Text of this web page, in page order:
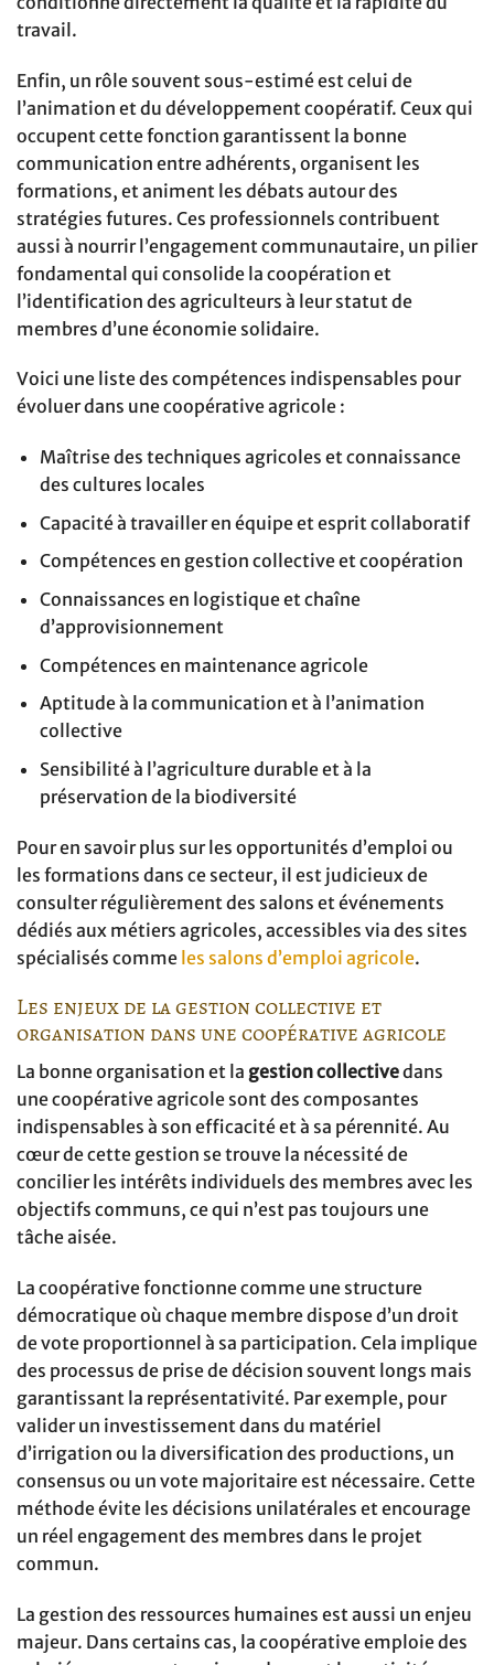
travail.
Enfin, un rôle souvent sous-estimé est celui de
l’animation et du développement coopératif. Ceux qui
occupent cette fonction garantissent la bonne
communication entre adhérents, organisent les
formations, et animent les débats autour des
stratégies futures. Ces professionnels contribuent
aussi à nourrir l’engagement communautaire, un pilier
fondamental qui consolide la coopération et
l’identification des agriculteurs à leur statut de
membres d’une économie solidaire.
Voici une liste des compétences indispensables pour
évoluer dans une coopérative agricole :
Maîtrise des techniques agricoles et connaissance
des cultures locales
Capacité à travailler en équipe et esprit collaboratif
Compétences en gestion collective et coopération
Connaissances en logistique et chaîne
d’approvisionnement
Compétences en maintenance agricole
Aptitude à la communication et à l’animation
collective
Sensibilité à l’agriculture durable et à la
préservation de la biodiversité
Pour en savoir plus sur les opportunités d’emploi ou
les formations dans ce secteur, il est judicieux de
consulter régulièrement des salons et événements
dédiés aux métiers agricoles, accessibles via des sites
spécialisés comme les salons d’emploi agricole.
Les enjeux de la gestion collective et
organisation dans une coopérative agricole
La bonne organisation et la gestion collectivedans
une coopérative agricole sont des composantes
indispensables à son efficacité et à sa pérennité. Au
cœur de cette gestion se trouve la nécessité de
concilier les intérêts individuels des membres avec les
objectifs communs, ce qui n’est pas toujours une
tâche aisée.
La coopérative fonctionne comme une structure
démocratique où chaque membre dispose d’un droit
de vote proportionnel à sa participation. Cela implique
des processus de prise de décision souvent longs mais
garantissant la représentativité. Par exemple, pour
valider un investissement dans du matériel
d’irrigation ou la diversification des productions, un
consensus ou un vote majoritaire est nécessaire. Cette
méthode évite les décisions unilatérales et encourage
un réel engagement des membres dans le projet
commun.
La gestion des ressources humaines est aussi un enjeu
majeur. Dans certains cas, la coopérative emploie des